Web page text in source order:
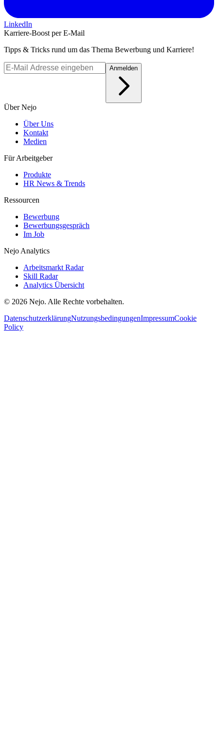
LinkedIn
Karriere-Boost per E-Mail
Tipps & Tricks rund um das Thema Bewerbung und Karriere!
Anmelden
Über Nejo
Über Uns
Kontakt
Medien
Für Arbeitgeber
Produkte
HR News & Trends
Ressourcen
Bewerbung
Bewerbungsgespräch
Im Job
Nejo Analytics
Arbeitsmarkt Radar
Skill Radar
Analytics Übersicht
© 2026 Nejo. Alle Rechte vorbehalten.
DatenschutzerklärungNutzungsbedingungenImpressumCookie
Policy